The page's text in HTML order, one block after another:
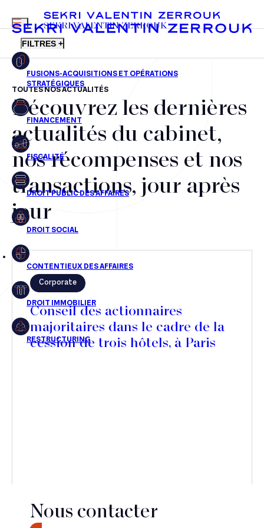
FR EN
MENU
SEKRI VALENTIN ZERROUK
FILTRES +
Fusions-acquisitions et opérations stratégiques
Financement
Fiscalité
Droit public des affaires
Droit social
Droit immobilier
Restructuring
Article
TOUTES NOS ACTUALITÉS
Découvrez les dernières
actualités du cabinet,
nos récompenses et nos
transactions, jour après
jour
Corporate
Conseil des actionnaires
majoritaires dans le cadre de la
cession de trois hôtels, à Paris
Nous contacter